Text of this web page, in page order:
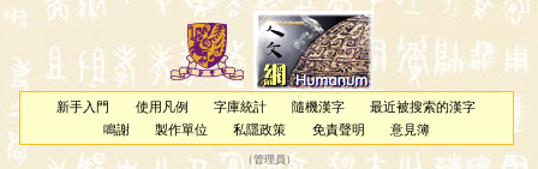
新手入門 使用凡例 字庫統計 隨機漢字
最近被搜索的漢字
鳴謝
製作單位 私隱政策 免責聲明 意見簿
（管理員 ）